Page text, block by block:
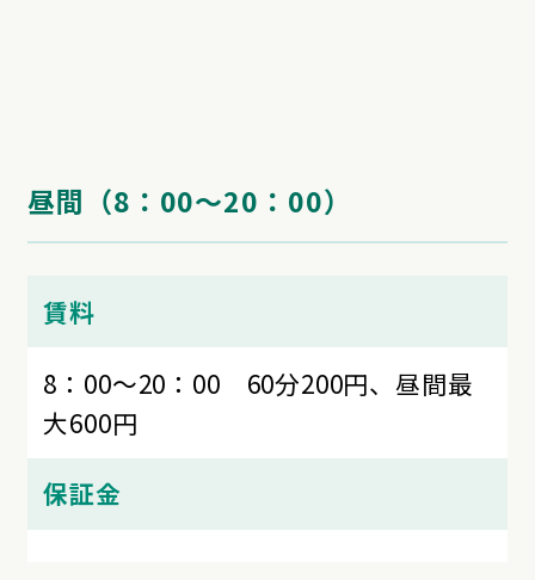
昼間（8：00～20：00）
賃料
8：00～20：00 60分200円、昼間最
大600円
保証金